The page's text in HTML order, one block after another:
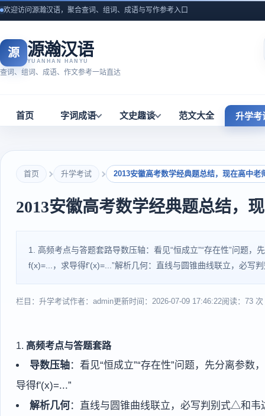
欢迎访问源瀚汉语，聚合查词、组词、成语与写作参考入口
源 源瀚汉语
YUANHAN HANYU
查词、组词、成语、作文参考一站直达
首页 字词成语 文史趣谈 范文大全 升学考
首页 升学考试 2013安徽高考数学经典题总结，现在高中老
2013安徽高考数学经典题总结，
1. 高频考点与答题套路导数压轴：看见“恒成立”“存在性”问题
f(x)=...，求导得f'(x)=...”解析几何：直线与圆锥曲线联立，必写
栏目：升学考试作者：admin更新时间：2026-07-09 17:46:22阅读：73 次
1. 高频考点与答题套路
导数压轴：看见“恒成立”“存在性”问题，先分离参
导得f'(x)=...”
解析几何：直线与圆锥曲线联立，必写判别式△和韦